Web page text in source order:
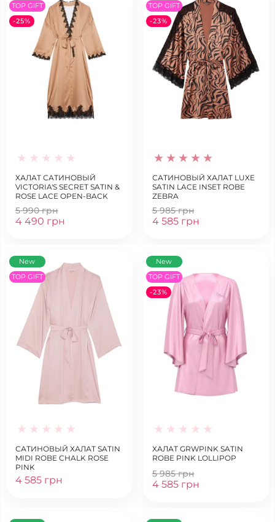
TOP GIFT
-25%
ХАЛАТ САТИНОВЫЙ
VICTORIA'S SECRET SATIN &
ROSE LACE OPEN-BACK
LONG ROBE
5 990 грн
4 490 грн
TOP GIFT
-23%
САТИНОВЫЙ ХАЛАТ LUXE
SATIN LACE INSET ROBE
ZEBRA
5 985 грн
4 585 грн
New
TOP GIFT
САТИНОВЫЙ ХАЛАТ SATIN
MIDI ROBE CHALK ROSE
PINK
4 585 грн
New
TOP GIFT
-23%
ХАЛАТ GRWPINK SATIN
ROBE PINK LOLLIPOP
5 985 грн
4 585 грн